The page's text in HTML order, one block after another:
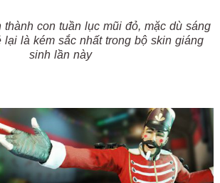
thành con tuần lục mũi đỏ, mặc dù sáng
lại là kém sắc nhất trong bộ skin giáng
sinh lần này